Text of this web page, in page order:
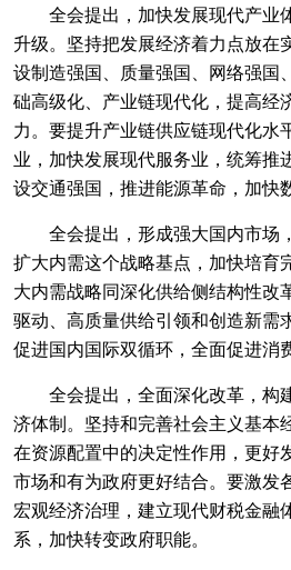
全会提出，加快发展现代产业
升级。坚持把发展经济着力点放在
设制造强国、质量强国、网络强国
础高级化、产业链现代化，提高经
力。要提升产业链供应链现代化水
业，加快发展现代服务业，统筹推
设交通强国，推进能源革命，加快
全会提出，形成强大国内市场
扩大内需这个战略基点，加快培育
大内需战略同深化供给侧结构性改
驱动、高质量供给引领和创造新需
促进国内国际双循环，全面促进消
全会提出，全面深化改革，构
济体制。坚持和完善社会主义基本
在资源配置中的决定性作用，更好
市场和有为政府更好结合。要激发
宏观经济治理，建立现代财税金融
系，加快转变政府职能。